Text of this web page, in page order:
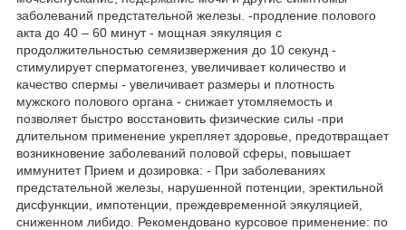
заболеваний предстательной железы. -продление полового
акта до 40 – 60 минут - мощная эякуляция с
продолжительностью семяизвержения до 10 секунд -
стимулирует сперматогенез, увеличивает количество и
качество спермы - увеличивает размеры и плотность
мужского полового органа - снижает утомляемость и
позволяет быстро восстановить физические силы -при
длительном применение укрепляет здоровье, предотвращает
возникновение заболеваний половой сферы, повышает
иммунитет Прием и дозировка: - При заболеваниях
предстательной железы, нарушенной потенции, эректильной
дисфункции, импотенции, преждевременной эякуляцией,
сниженном либидо. Рекомендовано курсовое применение: по